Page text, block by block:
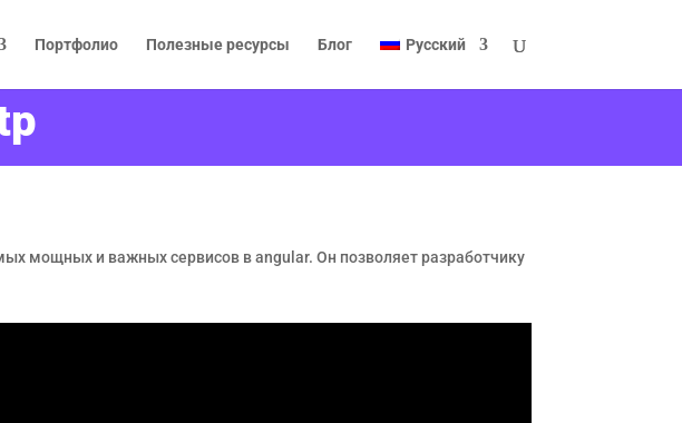
Портфолио Полезные ресурсы Блог Русский
мощных и важных сервисов в angular. Он позволяет разработчику